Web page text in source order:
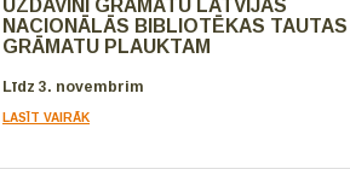
UZDĀVINI GRĀMATU LATVIJAS
NACIONĀLĀS BIBLIOTĒKAS TAUTAS
GRĀMATU PLAUKTAM
Līdz 3. novembrim
LASĪT VAIRĀK